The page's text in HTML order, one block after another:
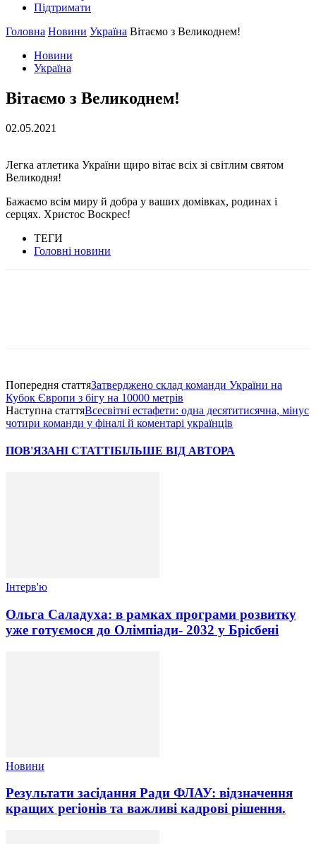
Підтримати
Головна Новини Україна Вітаємо з Великоднем!
Новини
Україна
Вітаємо з Великоднем!
02.05.2021
Легка атлетика України щиро вітає всіх зі світлим святом
Великодня!
Бажаємо всім миру й добра у ваших домівках, родинах і
серцях. Христос Воскрес!
ТЕГИ
Головні новини
Попередня статтяЗатверджено склад команди України на
Кубок Європи з бігу на 10000 метрів
Наступна статтяВсесвітні естафети: одна десятитисячна, мінус
чотири команди у фіналі й коментарі українців
ПОВ'ЯЗАНІ СТАТТІБІЛЬШЕ ВІД АВТОРА
Інтерв'ю
Ольга Саладуха: в рамках програми розвитку
уже готуємося до Олімпіади- 2032 у Брісбені
Новини
Результати засідання Ради ФЛАУ: відзначення
кращих регіонів та важливі кадрові рішення.